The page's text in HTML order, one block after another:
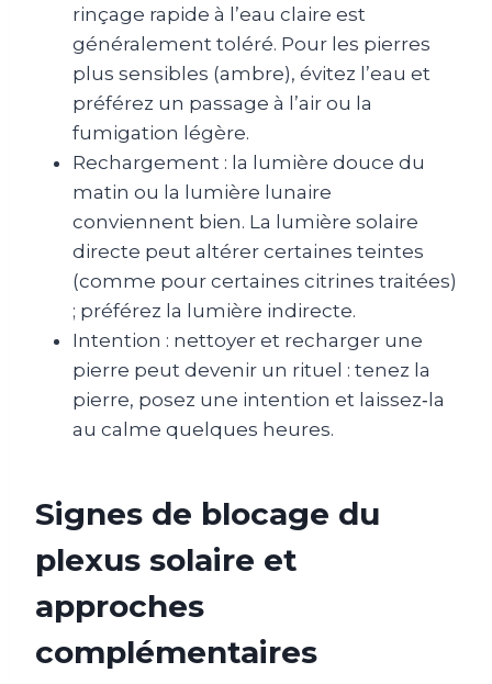
rinçage rapide à l’eau claire est
généralement toléré. Pour les pierres
plus sensibles (ambre), évitez l’eau et
préférez un passage à l’air ou la
fumigation légère.
Rechargement : la lumière douce du
matin ou la lumière lunaire
conviennent bien. La lumière solaire
directe peut altérer certaines teintes
(comme pour certaines citrines traitées)
; préférez la lumière indirecte.
Intention : nettoyer et recharger une
pierre peut devenir un rituel : tenez la
pierre, posez une intention et laissez‑la
au calme quelques heures.
Signes de blocage du
plexus solaire et
approches
complémentaires